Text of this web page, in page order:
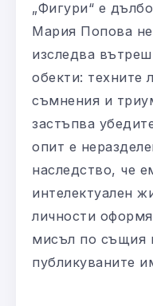
„Фигури“ е
Мария Попова
изследва
обекти: техните
съмнения и
застъпва
опит е
наследство, че
интелектуален
личности
мисъл по същия
публикуваните